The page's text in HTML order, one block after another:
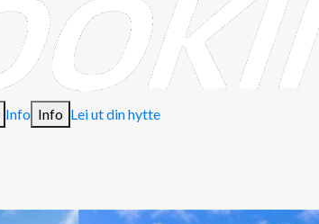
Info Info Lei ut din hytte